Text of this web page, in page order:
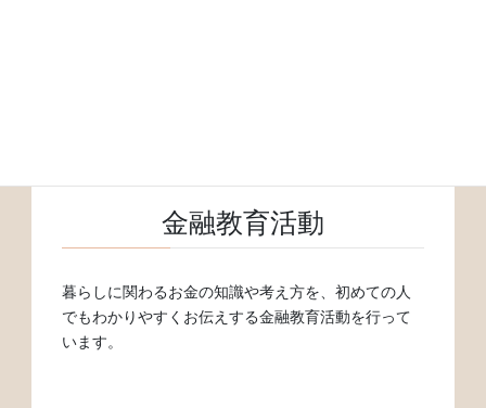
金融教育活動
暮らしに関わるお金の知識や考え方を、初めての人
でもわかりやすくお伝えする金融教育活動を行って
います。